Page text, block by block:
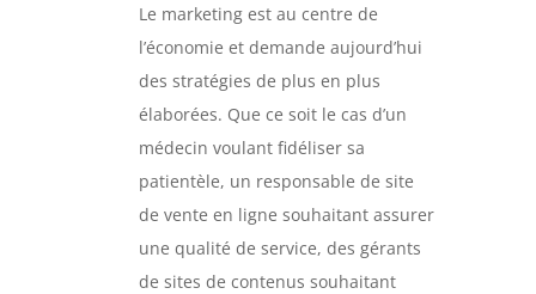
Le marketing est au centre de
l’économie et demande aujourd’hui
des stratégies de plus en plus
élaborées. Que ce soit le cas d’un
médecin voulant fidéliser sa
patientèle, un responsable de site
de vente en ligne souhaitant assurer
une qualité de service, des gérants
de sites de contenus souhaitant